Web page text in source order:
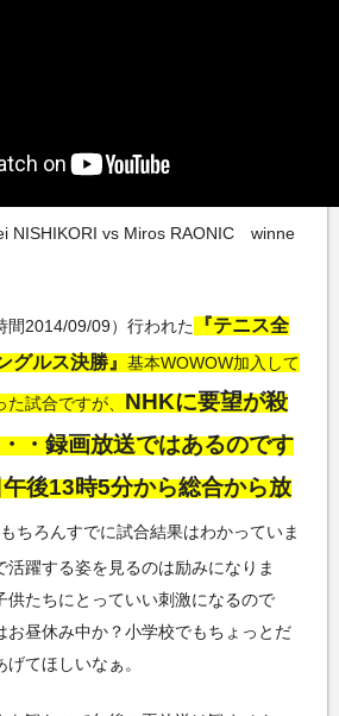
NISHIKORI vs Miros RAONIC winne
間2014/09/09）行われた 『テニス全
グルス決勝』 基本WOWOW加入して
試合ですが、 NHKに要望が殺
・録画放送ではあるのです
後13時5分から総合から放
もちろんすでに試合結果はわかっていま
活躍する姿を見るのは励みになりま
供たちにとっていい刺激になるので
お昼休み中か？小学校でもちょっとだ
てほしいなぁ。